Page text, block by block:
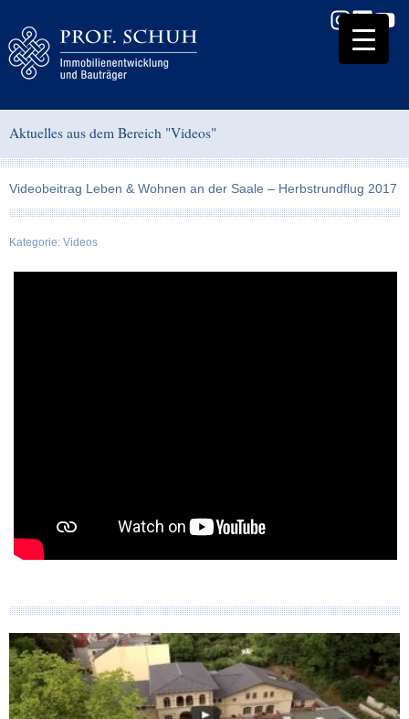
Aktuelles aus dem Bereich "Videos"
Videobeitrag Leben & Wohnen an der Saale – Herbstrundflug 2017
Kategorie: Videos